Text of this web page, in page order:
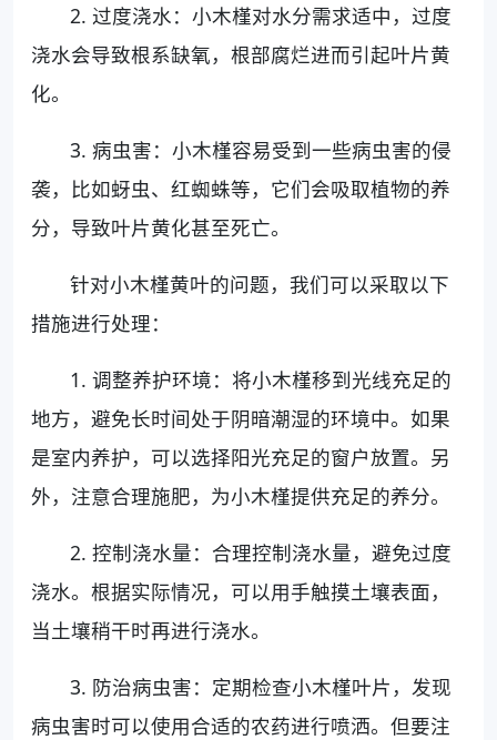
2. 过度浇水：小木槿对水分需求适中，过度
浇水会导致根系缺氧，根部腐烂进而引起叶片黄
化。
3. 病虫害：小木槿容易受到一些病虫害的侵
袭，比如蚜虫、红蜘蛛等，它们会吸取植物的养
分，导致叶片黄化甚至死亡。
针对小木槿黄叶的问题，我们可以采取以下
措施进行处理：
1. 调整养护环境：将小木槿移到光线充足的
地方，避免长时间处于阴暗潮湿的环境中。如果
是室内养护，可以选择阳光充足的窗户放置。另
外，注意合理施肥，为小木槿提供充足的养分。
2. 控制浇水量：合理控制浇水量，避免过度
浇水。根据实际情况，可以用手触摸土壤表面，
当土壤稍干时再进行浇水。
3. 防治病虫害：定期检查小木槿叶片，发现
病虫害时可以使用合适的农药进行喷洒。但要注